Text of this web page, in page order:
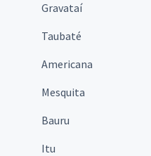
Gravataí
Taubaté
Americana
Mesquita
Bauru
Itu